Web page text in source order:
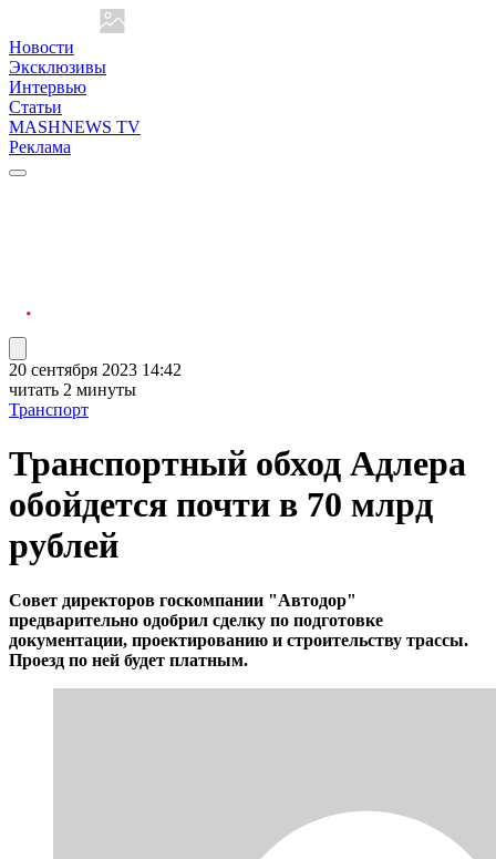
Новости
Эксклюзивы
Интервью
Статьи
MASHNEWS TV
Реклама
20 сентября 2023 14:42
читать 2 минуты
Транспорт
Транспортный обход Адлера
обойдется почти в 70 млрд
рублей
Совет директоров госкомпании "Автодор"
предварительно одобрил сделку по подготовке
документации, проектированию и строительству трассы.
Проезд по ней будет платным.